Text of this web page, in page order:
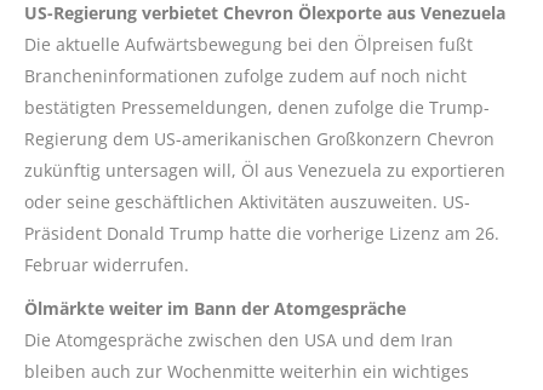
US-Regierung verbietet Chevron Ölexporte aus Venezuela
Die aktuelle Aufwärtsbewegung bei den Ölpreisen fußt
Brancheninformationen zufolge zudem auf noch nicht
bestätigten Pressemeldungen, denen zufolge die Trump-
Regierung dem US-amerikanischen Großkonzern Chevron
zukünftig untersagen will, Öl aus Venezuela zu exportieren
oder seine geschäftlichen Aktivitäten auszuweiten. US-
Präsident Donald Trump hatte die vorherige Lizenz am 26.
Februar widerrufen.
Ölmärkte weiter im Bann der Atomgespräche
Die Atomgespräche zwischen den USA und dem Iran
bleiben auch zur Wochenmitte weiterhin ein wichtiges